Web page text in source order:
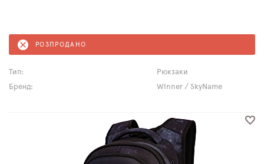
РОЗПРОДАНО
Тип:
Рюкзаки
Бренд:
Winner / SkyName